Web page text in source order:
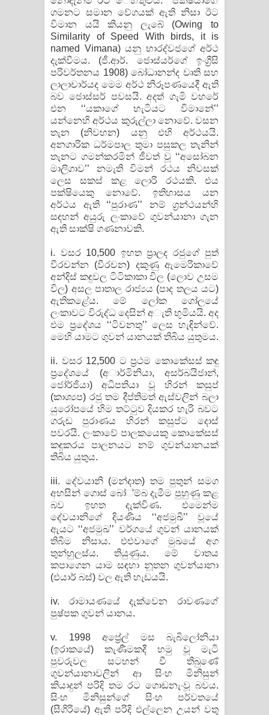
ගමනට සමාන වේගයක් ඇති නිසා ඊට
විමාන යයි කියනු ලැබේ (Owing to
Similarity of Speed With birds, it is
named Vimana) යනු භාරද්වජගේ අර්ථ
දැක්වීමය. (ජී.ආර්. ජොස්යර්ගේ ඉංග්‍රීසි
පරිවර්තනය 1908) බෝධානන්ද වෘති සහ
ලාලාචාර්යද මෙම අර්ථ නිරූපණයෙදී ඇති
බව ජොස්සර් පවසයි. අදත් ගැමි වහරේ
එන ‘‘යකා​ගේ හැටියට විමානේ’’
යන්නෙහි අර්ථය කුරුල්ලා නොවේ. වසන
තැන (නිවහන) යනු එහි අර්ථයයි.
අනගාරික ධර්මපාල තුමා පසුකල තැනින්
තැනට ගමන්කරමින් ජීවත් වූ ‘‘අසෝබන
මාලිගාව’’ නමැති විමන් රථය නිවසක්
ලෙස සකස් කළ ලොරි රථයකි. එය
පක්ෂියෙකු නොවේ. ඉතිහාසය යන
අර්ථය ඇති ‘‘පුරාණ’’ නම් ග්‍රන්ථයන්හි
සඳහන් අයුරු ලංකාවේ ගුවන්යානා ගැන
ඇති සාක්ෂි ගණනාවකි.
i. වසර 10,500 ඉහත ප්‍රාලද රජුගේ පුත්
වීරචන්න (වීරචන) දකුණු ඇමෙරිකාවේ
අන්දිස් කඳුවල ටිටිකාකා විල (ලොව උසම
විල) අසල පාතාල රාජ්‍යය (පාද තලය යට)
ඇතිකළේය. මේ ලෝක ගෝලයේ
ලංකාවට විරුද්ධ දෙසින් අැති භූමියයි. අද
එම ප්‍රදේශය ‘‘ටිවනතු’’ ලෙස හැඳින්වේ.
මෙහි යාමට ගුවන් යානයක් තිබිය යුතුමය.
ii. වසර 12,500 ට ප්‍රථම කොකේසස් කඳු
ප්‍රදේශයේ (අාර්මිනියා, අසර්බයිජාන්,
ජෝර්ජියා) අධිපතියා වූ හිරන් කසුප්
(කාශ්‍යප) රජු තම දීප්තිමත් ඇස්වලින් බලා
යුරෝපයේ හිම තට්ටුව දියකර හැරි බවට
ගරුඬ පුරාණය හිරන් කසුප්ට දොස්
පවරයි. ලංකාවේ පාලකයෙකු කොකේසස්
කඳුකරය පාලනයට නම් ගුවන්යානයක්
තිබිය යුතුය.
iii. දේවයානි (මන්දාත) තම පුතුන් සමග
අහසින් ගොස් බෝ්ම්බ දැමීම පුහුණු කළ
බව ඉහත දැක්විණ. එමෙන්ම
දේවයානිගේ දියණිය ‘‘අජමුඛී’’ වූයේ
ඇයට ‘‘අජමුඛ’’ වර්ගයේ ගුවන් යානයක්
තිබීම නිසාය. එළුවාගේ මුඛයේ අග
තුන්හුලස්ය. තියුණුය. මේ වාතය
කපාගෙන යාම සඳහා නූතන ගුවන්යානා
(එයාර් බස්) වල ඇති හැඩයයි.
iv. රාමායණයේ දැක්වෙන රාවණගේ
පුෂ්පක ගුවන් යානය.
v. 1998 අප්‍රේල් මස බැබිලෝනියා
(ඉරාකයේ) කැණීමකදී හමු වූ මැටි
පුවරුවල සටහන් වී තිබුණේ
ගුවන්යානාවලින් ආ සිංහ මිනිසුන්
කියාදුන් පරිදි තම රට ගොඩනැංවූ බවය.
සිංහ මිනිසුන්ගේ සිංහ පර්වතයේ
(සීගිරියේ) ඇති පරිදි එල්ලෙන උයන් වතු